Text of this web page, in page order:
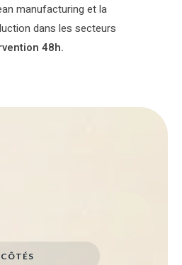
manufacturing et la
dans les secteurs
48h.